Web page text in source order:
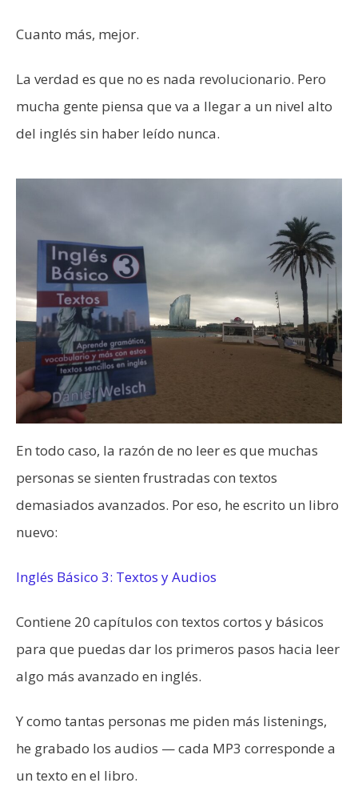
Cuanto más, mejor.
La verdad es que no es nada revolucionario. Pero
mucha gente piensa que va a llegar a un nivel alto
del inglés sin haber leído nunca.
En todo caso, la razón de no leer es que muchas
personas se sienten frustradas con textos
demasiados avanzados. Por eso, he escrito un libro
nuevo:
Inglés Básico 3: Textos y Audios
Contiene 20 capítulos con textos cortos y básicos
para que puedas dar los primeros pasos hacia leer
algo más avanzado en inglés.
Y como tantas personas me piden más listenings,
he grabado los audios — cada MP3 corresponde a
un texto en el libro.